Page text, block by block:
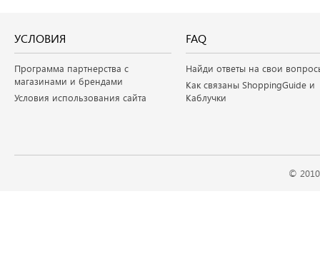
УСЛОВИЯ
Программа партнерства с
магазинами и брендами
Условия использования сайта
FAQ
Найди ответы на свои
Как связаны ShoppingGuide и
Каблучки
©